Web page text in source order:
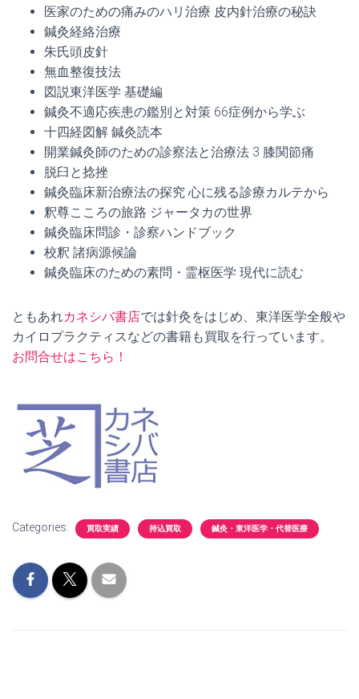
医家のための痛みのハリ治療 皮内針治療の秘訣
鍼灸経絡治療
朱氏頭皮針
無血整復技法
図説東洋医学 基礎編
鍼灸不適応疾患の鑑別と対策 66症例から学ぶ
十四経図解 鍼灸読本
開業鍼灸師のための診察法と治療法 3 膝関節痛
脱臼と捻挫
鍼灸臨床新治療法の探究 心に残る診療カルテから
釈尊こころの旅路 ジャータカの世界
鍼灸臨床問診・診察ハンドブック
校釈 諸病源候論
鍼灸臨床のための素問・霊枢医学 現代に読む
ともあれカネシバ書店では針灸をはじめ、東洋医学全般や
カイロプラクティスなどの書籍も買取を行っています。
お問合せはこちら！
Categories: 買取実績 持込買取 鍼灸・東洋医学・代替医療